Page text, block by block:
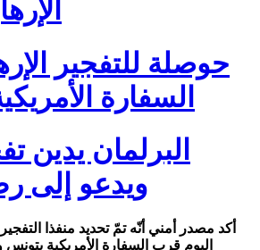
حوصلة للتفجير
السفارة
البرلمان يدين
ويدعو إلى
أكد مصدر أمني أنّه تمّ تحديد منفذا
اليوم قرب السفارة الأمريكية